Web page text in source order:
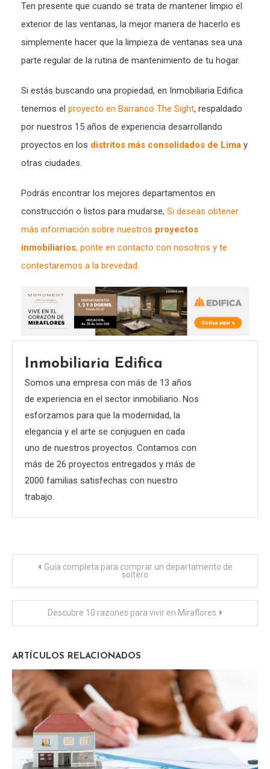
Ten presente que cuando se trata de mantener limpio el
exterior de las ventanas, la mejor manera de hacerlo es
simplemente hacer que la limpieza de ventanas sea una
parte regular de la rutina de mantenimiento de tu hogar.
Si estás buscando una propiedad, en Inmobiliaria Edifica
tenemos el proyecto en Barranco The Sight, respaldado
por nuestros 15 años de experiencia desarrollando
proyectos en los distritos más consolidados de Lima y
otras ciudades.
Podrás encontrar los mejores departamentos en
construcción o listos para mudarse, Si deseas obtener
más información sobre nuestros proyectos
inmobiliarios, ponte en contacto con nosotros y te
contestaremos a la brevedad.
Inmobiliaria Edifica
Somos una empresa con más de 13 años
de experiencia en el sector inmobiliario. Nos
esforzamos para que la modernidad, la
elegancia y el arte se conjuguen en cada
uno de nuestros proyectos. Contamos con
más de 26 proyectos entregados y más de
2000 familias satisfechas con nuestro
trabajo.
Navegación
de
entradas
Guía completa para comprar un departamento de
soltero
Descubre 10 razones para vivir en Miraflores
ARTÍCULOS RELACIONADOS